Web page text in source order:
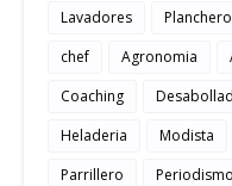
Lavadores
Planchero
chef
Agronomia
Coaching
Heladeria
Modista
Parrillero
Periodismo